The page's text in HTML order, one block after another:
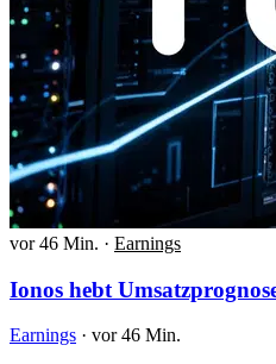
vor 46 Min. · Earnings
Ionos hebt
Earnings · vor 46 Min.